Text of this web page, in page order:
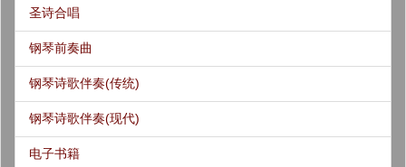
圣诗合唱
钢琴前奏曲
钢琴诗歌伴奏(传统)
钢琴诗歌伴奏(现代)
电子书籍